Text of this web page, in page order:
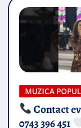
MUZICA
Contact
0743 396 451